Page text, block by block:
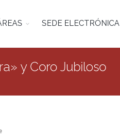
SEDE ELECTRÓNICA
y Coro Jubiloso